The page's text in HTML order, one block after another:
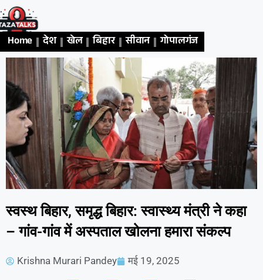
Home देश खेल बिहार सीवान गोपालगंज
स्वस्थ बिहार, समृद्ध बिहार: स्वास्थ्य मंत्री ने कहा
– गांव-गांव में अस्पताल खोलना हमारा संकल्प
Krishna Murari Pandey मई 19, 2025